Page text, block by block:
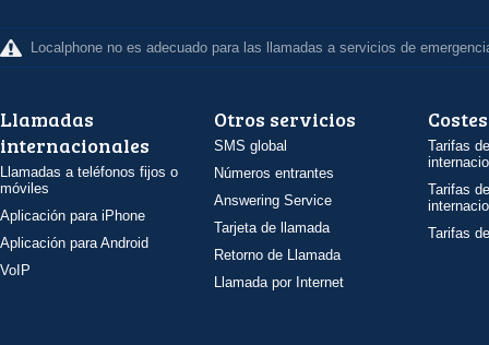
Localphone no es adecuado para las llamadas a servicios de
Llamadas
internacionales
Llamadas a teléfonos fijos o
móviles
Aplicación para iPhone
Aplicación para Android
VoIP
Otros servicios
SMS global
Números entrantes
Answering Service
Tarjeta de llamada
Retorno de Llamada
Llamada por Internet
Costes
Tarifas
Tarifas
Tarifas